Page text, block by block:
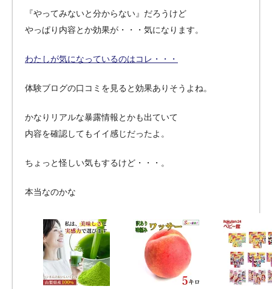
『やってみないと分からない』だろうけど
やっぱり内容とか効果が・・・気になります。
わたしが気になっているのはコレ・・・
体験ブログの口コミを見ると効果ありそうよね。
かなりリアルな暴露情報とかも出ていて
内容を確認してもイイ感じだったよ。
ちょっと怪しい気もするけど・・・。
本当なのかな